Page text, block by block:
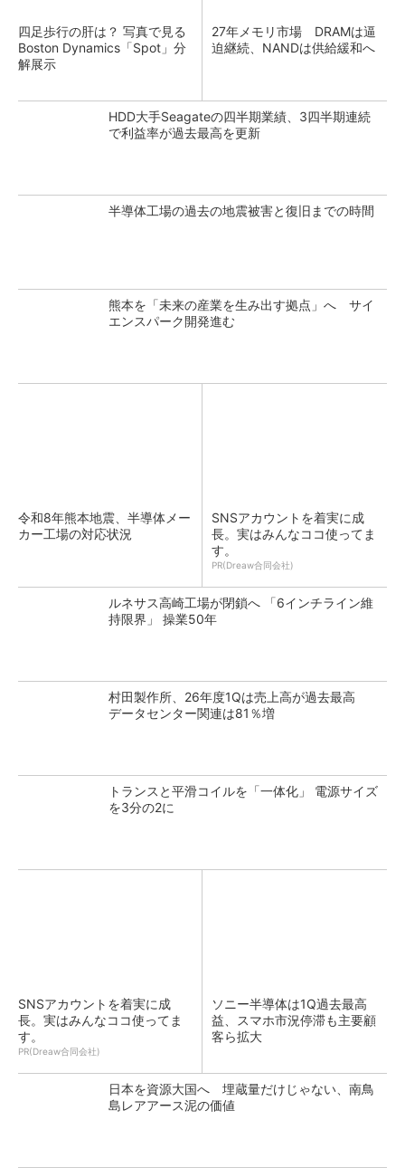
四足歩行の肝は？ 写真で見る
Boston Dynamics「Spot」分
解展示
27年メモリ市場 DRAMは逼
迫継続、NANDは供給緩和へ
HDD大手Seagateの四半期業績、3四半期連続
で利益率が過去最高を更新
半導体工場の過去の地震被害と復旧までの時間
熊本を「未来の産業を生み出す拠点」へ サイ
エンスパーク開発進む
令和8年熊本地震、半導体メー
カー工場の対応状況
SNSアカウントを着実に成
長。実はみんなココ使ってま
す。
PR(Dreaw合同会社)
ルネサス高崎工場が閉鎖へ 「6インチライン維
持限界」 操業50年
村田製作所、26年度1Qは売上高が過去最高
データセンター関連は81％増
トランスと平滑コイルを「一体化」 電源サイズ
を3分の2に
SNSアカウントを着実に成
長。実はみんなココ使ってま
す。
PR(Dreaw合同会社)
ソニー半導体は1Q過去最高
益、スマホ市況停滞も主要顧
客ら拡大
日本を資源大国へ 埋蔵量だけじゃない、南鳥
島レアアース泥の価値